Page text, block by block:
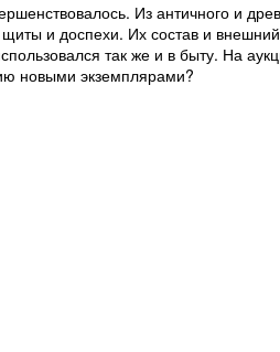
Из античного и
и доспехи. Их состав и
так же и в быту. На
новыми экземплярами?